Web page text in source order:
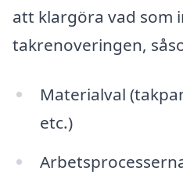
att klargöra vad som
takrenoveringen,
Materialval
etc.)